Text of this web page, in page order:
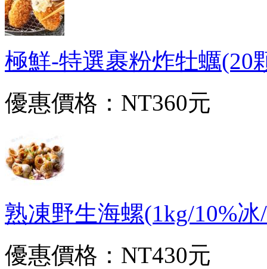
極鮮-特選裹粉炸牡蠣(20
優惠價格： NT360元
熟凍野生海螺(1kg/10%冰
優惠價格： NT430元